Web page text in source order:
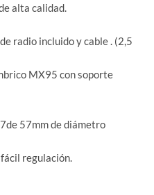
alta calidad.
radio incluido y cable . (2,5
MX95 con soporte
57mm de diámetro
regulación.